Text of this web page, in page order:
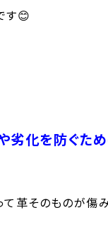
す😊
劣化を防ぐた
革そのものが傷